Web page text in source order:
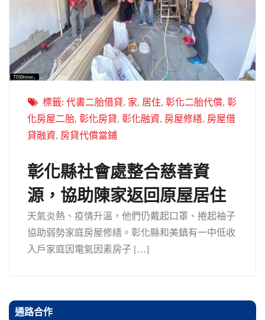
標籤: 代書二胎借貸, 家, 居住, 彰化二胎代償, 彰
化房屋二胎, 彰化房貸, 彰化融資, 房屋修繕, 房屋借
貸融資, 房貸代償當鋪
彰化縣社會處整合慈善資
源，協助陳家返回原屋居住
天氣炎熱、疫情升溫，他們仍戴起口罩、捲起袖子
協助弱勢家庭房屋修繕。彰化縣和美鎮有一中低收
入戶家庭因電氣因素房子 […]
通路合作